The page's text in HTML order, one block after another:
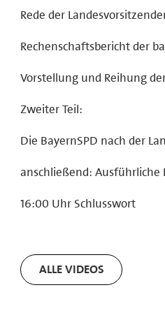
Rede der
Rechenschaftsbericht der
Vorstellung und Reihung
Zweiter Teil:
Die BayernSPD nach der
anschließend: Ausführliche
16:00 Uhr Schlusswort
ALLE VIDEOS